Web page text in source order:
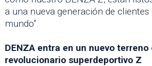
a una nueva generación de clientes
mundo”.
DENZA entra en un nuevo terreno
revolucionario superdeportivo Z